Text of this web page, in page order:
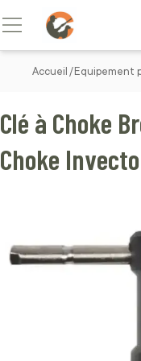
Allez au contenu
Basculer la navigation
Accueil Equipement
Clé à Choke
Choke